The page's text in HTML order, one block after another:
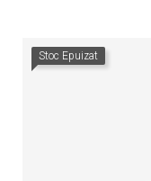
Stoc Epuizat